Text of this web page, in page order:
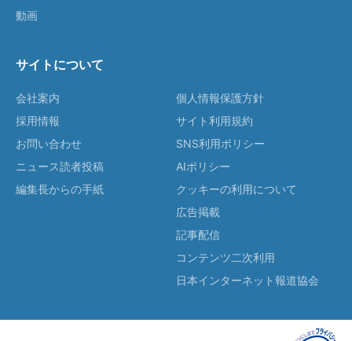
動画
サイトについて
会社案内
採用情報
お問い合わせ
ニュース読者投稿
編集長からの手紙
個人情報保護方針
サイト利用規約
SNS利用ポリシー
AIポリシー
クッキーの利用について
広告掲載
記事配信
コンテンツ二次利用
日本インターネット報道協会